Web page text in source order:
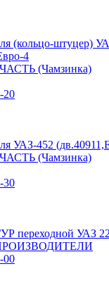
(кольцо-штуцер)
4
(Чамзинка)
20
УАЗ-452
(Чамзинка)
30
переходной УАЗ
00